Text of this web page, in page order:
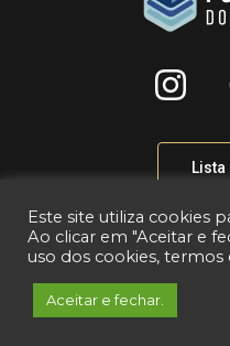
© 2020 Por dentro do
Este site utiliza cookies
Ao clicar em "Aceitar e
uso dos cookies, termos
Aceitar e fechar.